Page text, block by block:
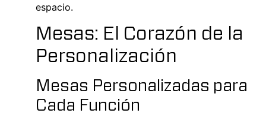
espacio.
Mesas: El Corazón de la
Personalización
Mesas Personalizadas para
Cada Función